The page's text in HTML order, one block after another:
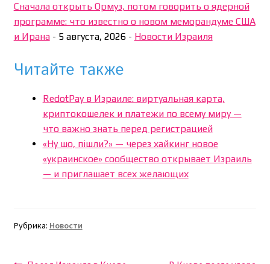
Сначала открыть Ормуз, потом говорить о ядерной
программе: что известно о новом меморандуме США
и Ирана- 5 августа, 2026- Новости Израиля
Читайте также
RedotPay в Израиле: виртуальная карта,
криптокошелек и платежи по всему миру —
что важно знать перед регистрацией
«Ну шо, пішли?» — через хайкинг новое
«украинское» сообщество открывает Израиль
— и приглашает всех желающих
Рубрика: Новости